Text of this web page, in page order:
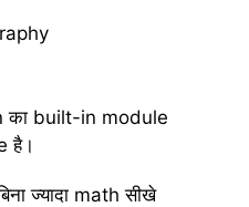
का built-in module
है।
ज्यादा math सीखे